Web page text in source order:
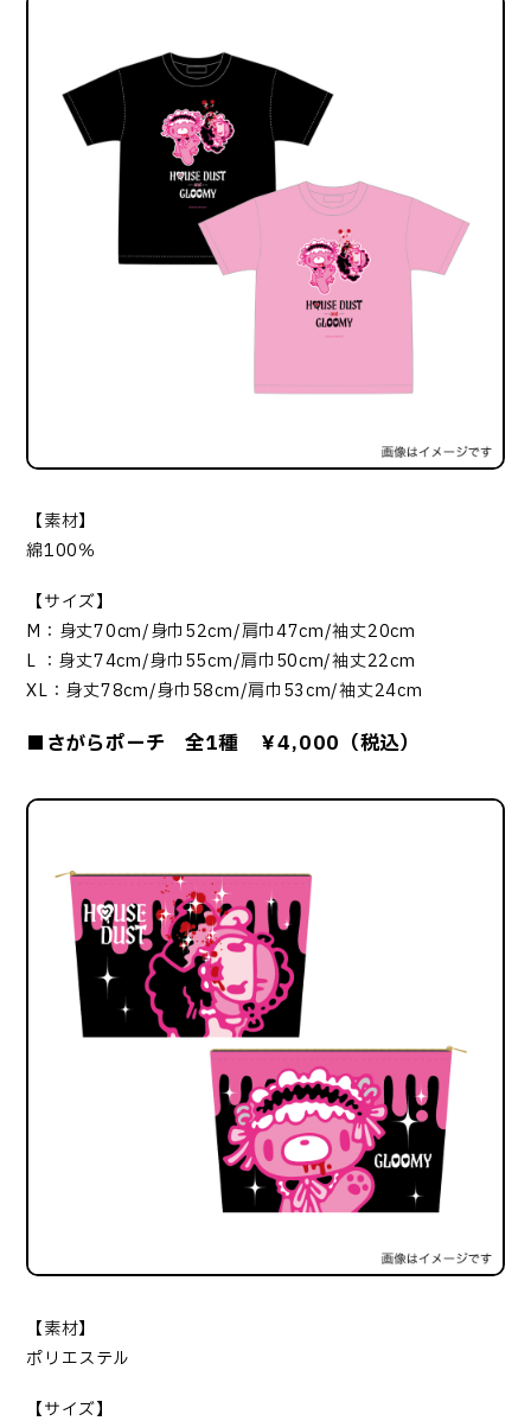
【素材】
綿100％
【サイズ】
M：身丈70cm/身巾52cm/肩巾47cm/袖丈20cm
L ：身丈74cm/身巾55cm/肩巾50cm/袖丈22cm
XL：身丈78cm/身巾58cm/肩巾53cm/袖丈24cm
■さがらポーチ 全1種 ￥4,000（税込）
【素材】
ポリエステル
【サイズ】